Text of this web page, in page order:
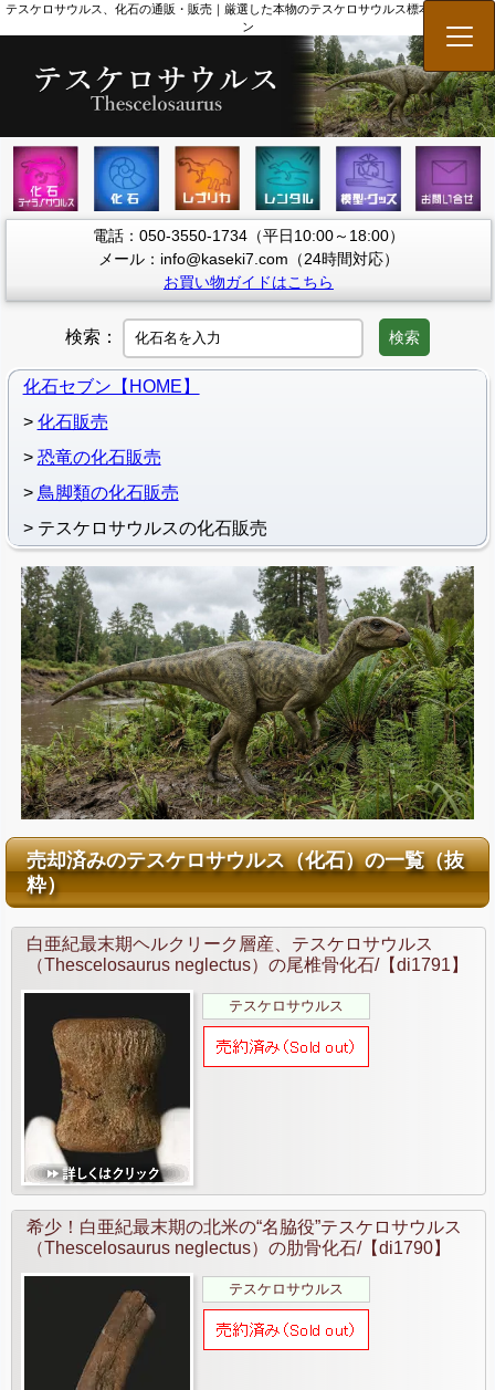
テスケロサウルス、化石の通販・販売｜厳選した本物のテスケロサウルス標本 | 化石セブ
ン
メ
電話：050-3550-1734（平日10:00～18:00）
メール：info@kaseki7.com（24時間対応）
お買い物ガイドはこちら
検索： 検索
化石セブン【HOME】
化石販売
恐竜の化石販売
鳥脚類の化石販売
テスケロサウルスの化石販売
売却済みのテスケロサウルス（化石）の一覧（抜
粋）
白亜紀最末期ヘルクリーク層産、テスケロサウルス
（Thescelosaurus neglectus）の尾椎骨化石/【di1791】
テスケロサウルス
希少！白亜紀最末期の北米の“名脇役”テスケロサウルス
（Thescelosaurus neglectus）の肋骨化石/【di1790】
テスケロサウルス